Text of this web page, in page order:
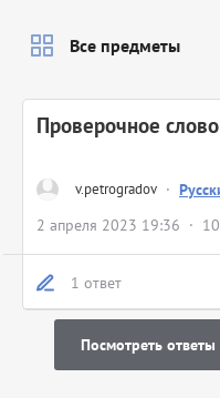
v.petrogradov ·
2 апреля 2023 19:36
Проверочное
1 ответ
Посмотреть ответы
Все предметы